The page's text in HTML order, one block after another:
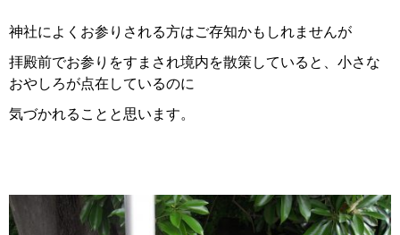
神社によくお参りされる方はご存知かもしれませんが
拝殿前でお参りをすまされ境内を散策していると、小さな
おやしろが点在しているのに
気づかれることと思います。